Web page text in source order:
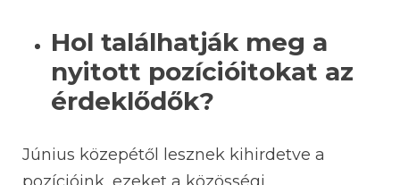
Hol találhatják meg a
nyitott pozícióitokat az
érdeklődők?
Június közepétől lesznek kihirdetve a